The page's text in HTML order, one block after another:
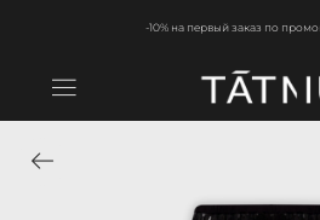
-10% на первый заказ по